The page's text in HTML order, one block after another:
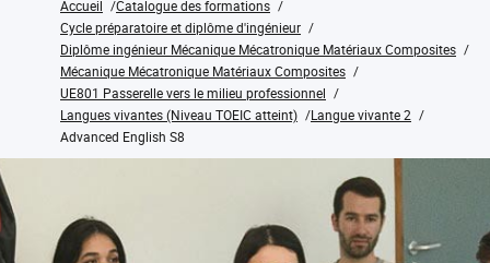
Accueil
Catalogue des formations
Cycle préparatoire et diplôme d'ingénieur
Diplôme ingénieur Mécanique Mécatronique Matériaux Composites
Mécanique Mécatronique Matériaux Composites
UE801 Passerelle vers le milieu professionnel
Langues vivantes (Niveau TOEIC atteint)
Langue vivante 2
Advanced English S8